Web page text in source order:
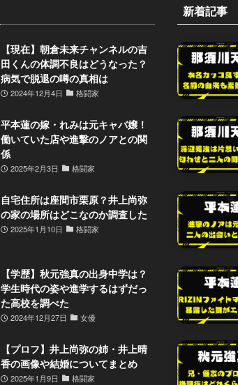
【現在】朝倉未来チャンネルの吉
田くんの体調不良はどうなった？
病気で脱退の噂の真相は
2024年12月4日 格闘家
平本蓮の嫁・れみは元キャバ嬢！
働いていた店や進撃のノアとの関
係
2025年2月3日 格闘家
自宅住所は座間市栗原？井上尚弥
の家の場所はどこなのか調査した
2025年1月10日 格闘家
【学歴】秋元強真の出身中学は？
学生時代の姿や進学するはずだっ
た高校を調べた
2024年12月27日 女優
【プロフ】井上尚弥の姉・井上晴
香の画像や結婚についてまとめ
2025年1月9日 格闘家
新着記事